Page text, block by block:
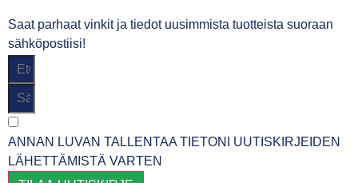
Saat parhaat vinkit ja tiedot uusimmista tuotteista suoraan
sähköpostiisi!
ANNAN LUVAN TALLENTAA TIETONI UUTISKIRJEIDEN
LÄHETTÄMISTÄ VARTEN